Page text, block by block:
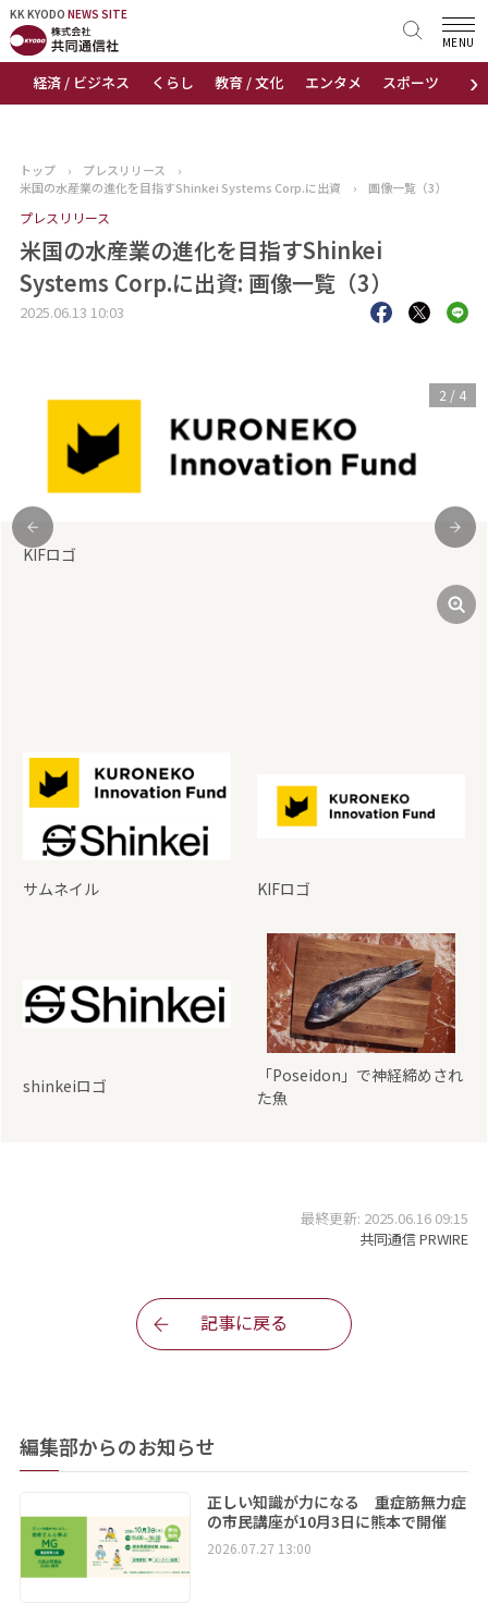
KK KYODO NEWS SITE
›
経済 / ビジネス くらし 教育 / 文化 エンタメ スポーツ 地域
MENU
KK KYODONEWS SITE
トップページ
ニュース
おすすめコンテンツ
出版物
トップ › プレスリリース
›
米国の水産業の進化を目指すShinkei Systems Corp.に出資
› 画像一覧（3）
プレスリリース
米国の水産業の進化を目指すShinkei
Systems Corp.に出資: 画像一覧（3）
2025.06.13 10:03
前shinkeiロゴ 次
3 / 4
サムネイル KIFロゴ
shinkeiロゴ
「Poseidon」で神経締めされ
た魚
最終更新: 2025.06.16 09:15
共同通信 PRWIRE
記事に戻る
編集部からのお知らせ
正しい知識が力になる 重症筋無力症
の市民講座が10月3日に熊本で開催
2026.07.27 13:00